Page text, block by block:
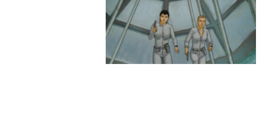
« Abandon des géants de la
robotique : Aldebaran, l’icône
française laissée à l’oubli »
par Lucie Dubois 18 mars 2025